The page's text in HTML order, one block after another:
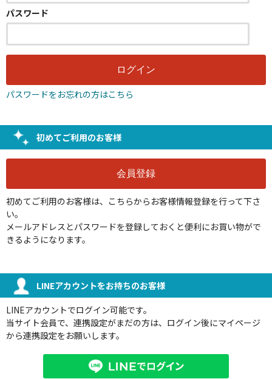
パスワード
パスワードをお忘れの方はこちら
初めてご利用のお客様
初めてご利用のお客様は、こちらからお客様情報登録を行って下さ
い。
メールアドレスとパスワードを登録しておくと便利にお買い物がで
きるようになります。
LINEアカウントをお持ちのお客様
LINEアカウントでログイン可能です。
当サイト会員で、連携設定がまだの方は、ログイン後にマイページ
から連携設定をお願いします。